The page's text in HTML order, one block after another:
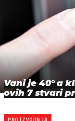
Vani je 40° a
ovih 7 stvari